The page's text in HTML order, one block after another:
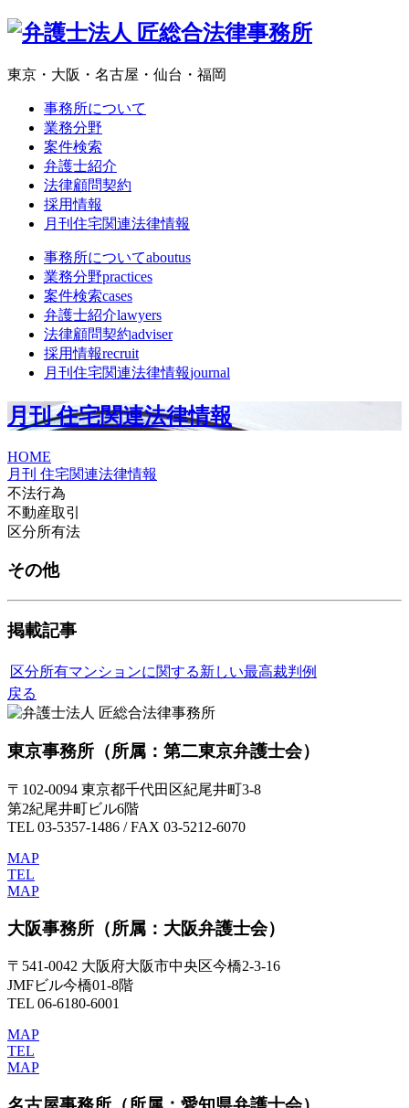
東京・大阪・名古屋・仙台・福岡
事務所について
業務分野
案件検索
弁護士紹介
法律顧問契約
採用情報
月刊住宅関連法律情報
事務所についてaboutus
業務分野practices
案件検索cases
弁護士紹介lawyers
法律顧問契約adviser
採用情報recruit
月刊住宅関連法律情報journal
月刊 住宅関連法律情報
HOME
月刊 住宅関連法律情報
不法行為
不動産取引
区分所有法
その他
掲載記事
区分所有マンションに関する新しい最高裁判例
戻る
東京事務所 （所属：第二東京弁護士会）
〒102-0094 東京都千代田区紀尾井町3-8
第2紀尾井町ビル6階
TEL 03-5357-1486 / FAX 03-5212-6070
MAP
TEL
MAP
大阪事務所 （所属：大阪弁護士会）
〒541-0042 大阪府大阪市中央区今橋2-3-16
JMFビル今橋01-8階
TEL 06-6180-6001
MAP
TEL
MAP